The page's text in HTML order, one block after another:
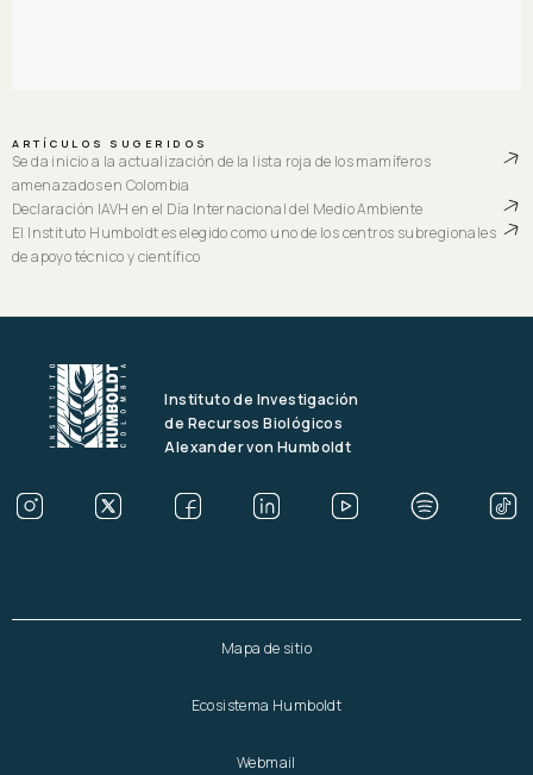
ARTÍCULOS SUGERIDOS
Se da inicio a la actualización de la lista roja de los mamíferos
amenazados en Colombia
Declaración IAVH en el Día Internacional del Medio Ambiente
El Instituto Humboldt es elegido como uno de los centros subregionales
de apoyo técnico y científico
Instituto de Investigación
de Recursos Biológicos
Alexander von Humboldt
Mapa de sitio
Ecosistema Humboldt
Webmail